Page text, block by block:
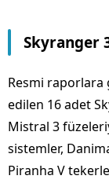
Skyranger
Resmi raporlara
edilen 16 adet
Mistral 3
sistemler,
Piranha V